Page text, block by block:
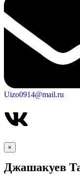
Uizo0914@mail.ru
×
Джашакуев